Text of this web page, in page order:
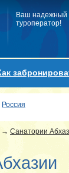
Ваш надежный
туроператор!
Россия
→ Санатории